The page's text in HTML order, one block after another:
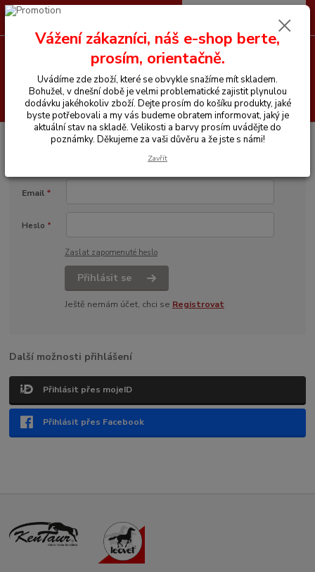
Hledat
+420 605 255 500 0 Kč
Přihlášení
Email *
Heslo *
Zaslat zapomenuté heslo
Přihlásit se
Ještě nemám účet, chci se Registrovat
Další možnosti přihlášení
Přihlásit přes mojeID
Přihlásit přes Facebook
Vážení zákazníci, náš e-shop berte,
prosím, orientačně.
Uvádíme zde zboží, které se obvykle snažíme mít skladem.
Bohužel, v dnešní době je velmi problematické zajistit plynulou
dodávku jakéhokoliv zboží. Dejte prosím do košíku produkty, jaké
byste potřebovali a my vás budeme obratem informovat, jaký je
aktuální stav na skladě. Velikosti a barvy prosím uvádějte do
poznámky. Děkujeme za vaši důvěru a že jste s námi!
Zavřít